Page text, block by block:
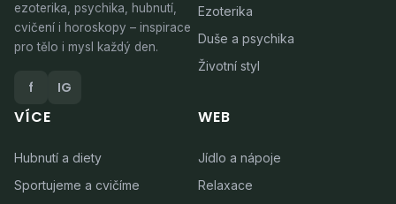
ezoterika, psychika, hubnutí,
cvičení i horoskopy – inspirace
pro tělo i mysl každý den.
f IG
Ezoterika
Duše a psychika
Životní styl
VÍCE
Hubnutí a diety
Sportujeme a cvičíme
WEB
Jídlo a nápoje
Relaxace